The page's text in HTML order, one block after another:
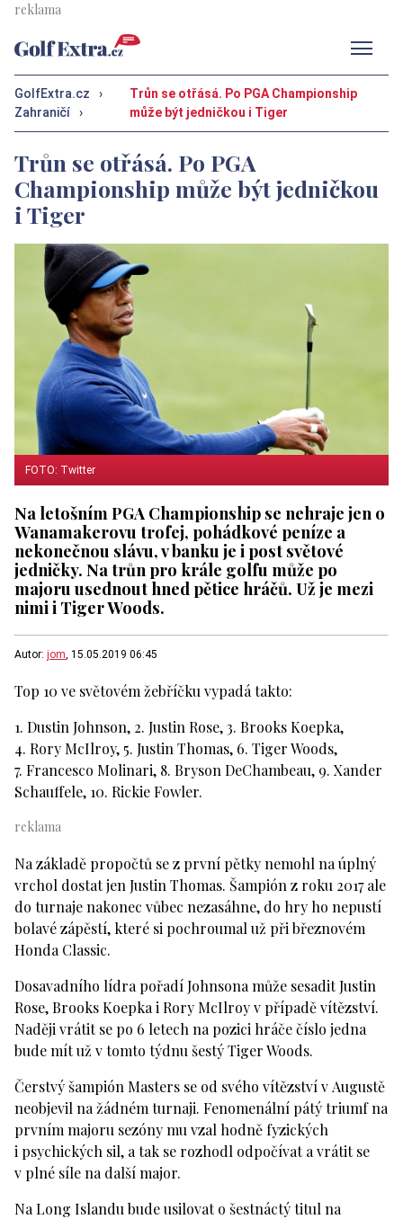
GolfExtra.cz
›
Zahraničí
›
Trůn se otřásá. Po PGA Championship
může být jedničkou i Tiger
Trůn se otřásá. Po PGA
Championship může být jedničkou
i Tiger
FOTO: Twitter
Na letošním PGA Championship se nehraje jen o
Wanamakerovu trofej, pohádkové peníze a
nekonečnou slávu, v banku je i post světové
jedničky. Na trůn pro krále golfu může po
majoru usednout hned pětice hráčů. Už je mezi
nimi i Tiger Woods.
Autor: jom, 15.05.2019 06:45
Top 10 ve světovém žebříčku vypadá takto:
1. Dustin Johnson, 2. Justin Rose, 3. Brooks Koepka,
4. Rory McIlroy, 5. Justin Thomas, 6. Tiger Woods,
7. Francesco Molinari, 8. Bryson DeChambeau, 9. Xander
Schauffele, 10. Rickie Fowler.
Na základě propočtů se z první pětky nemohl na úplný
vrchol dostat jen Justin Thomas. Šampión z roku 2017 ale
do turnaje nakonec vůbec nezasáhne, do hry ho nepustí
bolavé zápěstí, které si pochroumal už při březnovém
Honda Classic.
Dosavadního lídra pořadí Johnsona může sesadit Justin
Rose, Brooks Koepka i Rory McIlroy v případě vítězství.
Naději vrátit se po 6 letech na pozici hráče číslo jedna
bude mít už v tomto týdnu šestý Tiger Woods.
Čerstvý šampión Masters se od svého vítězství v Augustě
neobjevil na žádném turnaji. Fenomenální pátý triumf na
prvním majoru sezóny mu vzal hodně fyzických
i psychických sil, a tak se rozhodl odpočívat a vrátit se
v plné síle na další major.
Na Long Islandu bude usilovat o šestnáctý titul na